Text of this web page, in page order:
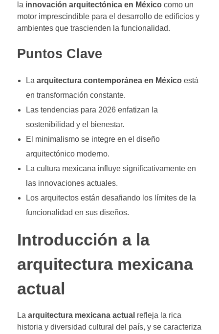
la innovación arquitectónica en México como un
motor imprescindible para el desarrollo de edificios y
ambientes que trascienden la funcionalidad.
Puntos Clave
La arquitectura contemporánea en Méxicoestá
en transformación constante.
Las tendencias para 2026 enfatizan la
sostenibilidad y el bienestar.
El minimalismo se integre en el diseño
arquitectónico moderno.
La cultura mexicana influye significativamente en
las innovaciones actuales.
Los arquitectos están desafiando los límites de la
funcionalidad en sus diseños.
Introducción a la
arquitectura mexicana
actual
La arquitectura mexicana actual refleja la rica
historia y diversidad cultural del país, y se caracteriza